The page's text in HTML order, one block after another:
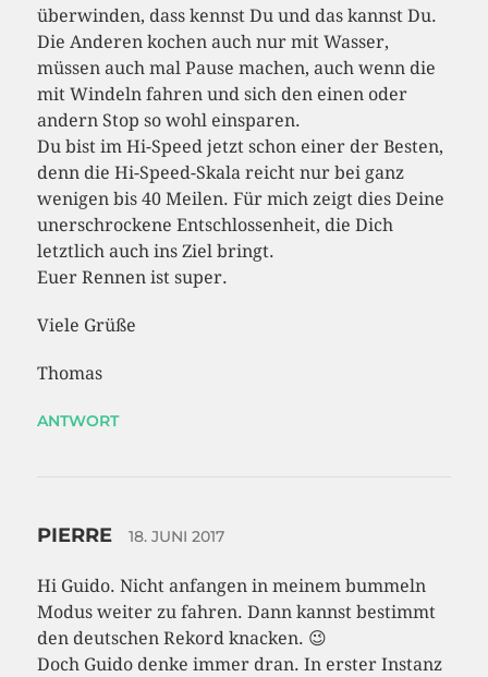
überwinden, dass kennst Du und das kannst Du.
Die Anderen kochen auch nur mit Wasser,
müssen auch mal Pause machen, auch wenn die
mit Windeln fahren und sich den einen oder
andern Stop so wohl einsparen.
Du bist im Hi-Speed jetzt schon einer der Besten,
denn die Hi-Speed-Skala reicht nur bei ganz
wenigen bis 40 Meilen. Für mich zeigt dies Deine
unerschrockene Entschlossenheit, die Dich
letztlich auch ins Ziel bringt.
Euer Rennen ist super.
Viele Grüße
Thomas
ANTWORT
PIERRE 18. JUNI 2017
Hi Guido. Nicht anfangen in meinem bummeln
Modus weiter zu fahren. Dann kannst bestimmt
den deutschen Rekord knacken. 😉
Doch Guido denke immer dran. In erster Instanz